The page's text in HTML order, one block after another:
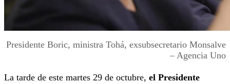
Presidente Boric, ministra Tohá, exsubsecretario Monsalve
– Agencia Uno
La tarde de este martes 29 de octubre, el Presidente